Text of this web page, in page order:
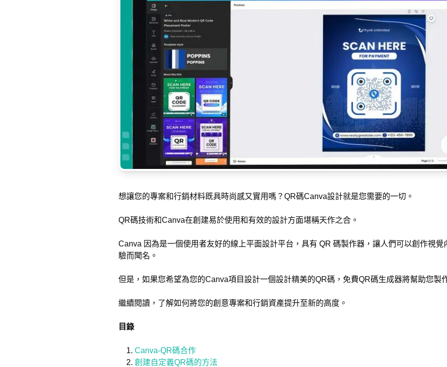
想讓您的專案和行銷材料既具時尚感又實用嗎？QR碼Canva設計就是您需要的一切。
QR碼技術和Canva在創建易於使用和有效的設計方面堪稱天作之合。
Canva 因為是一個使用者友好的線上平面設計平台，具有 QR 碼製作器，讓人們可以創作視覺
驗而聞名。
但是，如果您希望為您的Canva項目設計一個設計精美的QR碼，免費QR碼生成器將幫助您製
繼續閱讀，了解如何將您的創意專案和行銷資產提升至新的高度。
目錄
Canva-QR碼合作
創建自定義QR碼的方法